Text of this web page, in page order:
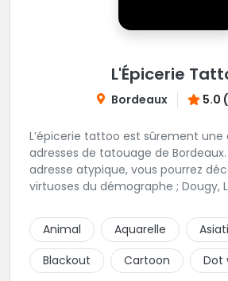
L'Épicerie
Bordeaux 5.0
L’épicerie tattoo est sûrement une
adresses de tatouage de
adresse atypique, vous pourrez
virtuoses du démographe ; Dougy,
enfant et sympathique, vous
conseil pour votre tattoo. N'hésitez
pour rencontrer cette belle équipe !
Animal Aquarelle
Blackout
Cartoon Dot